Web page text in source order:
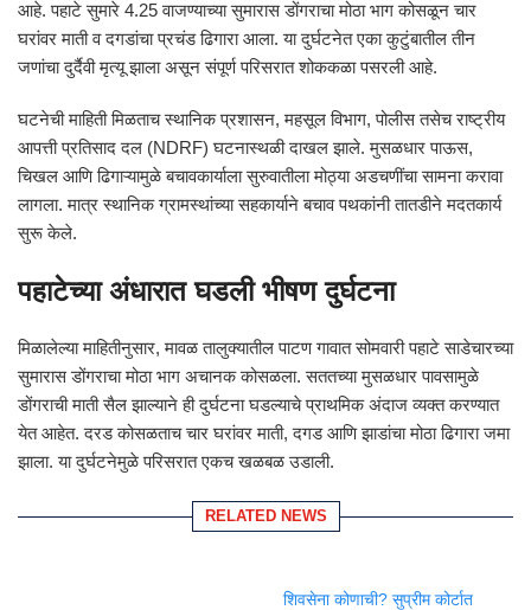
आहे. पहाटे सुमारे 4.25 वाजण्याच्या सुमारास डोंगराचा मोठा भाग कोसळून चार
घरांवर माती व दगडांचा प्रचंड ढिगारा आला. या दुर्घटनेत एका कुटुंबातील तीन
जणांचा दुर्दैवी मृत्यू झाला असून संपूर्ण परिसरात शोककळा पसरली आहे.
घटनेची माहिती मिळताच स्थानिक प्रशासन, महसूल विभाग, पोलीस तसेच राष्ट्रीय
आपत्ती प्रतिसाद दल (NDRF) घटनास्थळी दाखल झाले. मुसळधार पाऊस,
चिखल आणि ढिगाऱ्यामुळे बचावकार्याला सुरुवातीला मोठ्या अडचणींचा सामना करावा
लागला. मात्र स्थानिक ग्रामस्थांच्या सहकार्याने बचाव पथकांनी तातडीने मदतकार्य
सुरू केले.
पहाटेच्या अंधारात घडली भीषण दुर्घटना
मिळालेल्या माहितीनुसार, मावळ तालुक्यातील पाटण गावात सोमवारी पहाटे साडेचारच्या
सुमारास डोंगराचा मोठा भाग अचानक कोसळला. सततच्या मुसळधार पावसामुळे
डोंगराची माती सैल झाल्याने ही दुर्घटना घडल्याचे प्राथमिक अंदाज व्यक्त करण्यात
येत आहेत. दरड कोसळताच चार घरांवर माती, दगड आणि झाडांचा मोठा ढिगारा जमा
झाला. या दुर्घटनेमुळे परिसरात एकच खळबळ उडाली.
RELATED NEWS
शिवसेना कोणाची? सुप्रीम कोर्टात